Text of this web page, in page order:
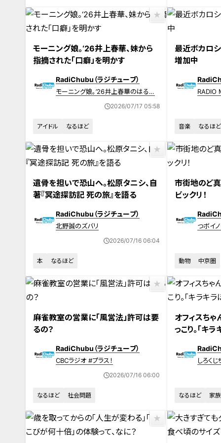
モーニング娘。‘26井上春華、妹から
指摘された「口癖」を明かす
RadiChubu（ラジチューブ）
モーニング娘｡’26井上春華のはるさ
2026/07/17 05:58
アイドル なるほど
最近ボカロ
増加中
RADIO
音楽 なるほど
遺骨を担いで恐山へ。松原タニシ、自
著『冥途探訪記 死の旅』を語る
RadiChubu（ラジチューブ）
北野誠のズバリ
2026/07/16 06:04
本 なるほど
市街地のど
ビックリ！
つボイ
動物 中京圏
麻雀教室の営業に「風営法」許可は要
るの？
RadiChubu（ラジチューブ）
CBCラジオ #プラス！
2026/07/16 06:00
なるほど 社会問題
オフィスちゃ
っこり。「キ
しろく
なるほど 家族